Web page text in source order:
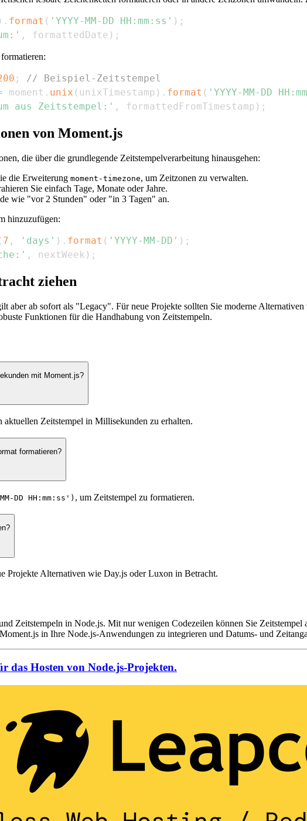
. format ( 'YYYY-MM-DD HH:mm:ss' ) ;
, formattedDate ) ;
;
// Beispiel-Zeitstempel
moment . unix ( unixTimestamp ) . format ( 'YYYY-MM-DD
aus Zeitstempel:' , formattedFromTimestamp ) ;
von Moment.js
die über die grundlegende Zeitstempelverarbeitung hinausgehen:
die Erweiterung moment-timezone, um Zeitzonen zu verwalten.
Sie einfach Tage, Monate oder Jahre.
wie "vor 2 Stunden" oder "in 3 Tagen" an.
hinzuzufügen:
7 , 'days' ) . format ( 'YYYY-MM-DD' ) ;
, nextWeek ) ;
ziehen
aber ab sofort als "Legacy". Für neue Projekte sollten Sie moderne Alternativen
Funktionen für die Handhabung von Zeitstempeln.
mit Moment.js?
aktuellen Zeitstempel in Millisekunden zu erhalten.
formatieren?
DD HH:mm:ss') , um Zeitstempel zu formatieren.
Projekte Alternativen wie Day.js oder Luxon in Betracht.
Zeitstempeln in Node.js. Mit nur wenigen Codezeilen können Sie
in Ihre Node.js-Anwendungen zu integrieren und Datums- und
das Hosten von Node.js-Projekten.